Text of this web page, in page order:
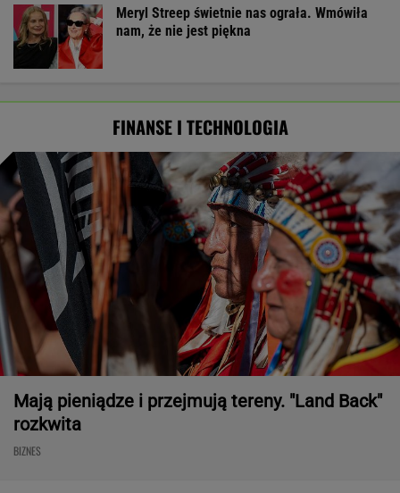
Meryl Streep świetnie nas ograła. Wmówiła
nam, że nie jest piękna
FINANSE I TECHNOLOGIA
Mają pieniądze i przejmują tereny. "Land Back"
rozkwita
BIZNES